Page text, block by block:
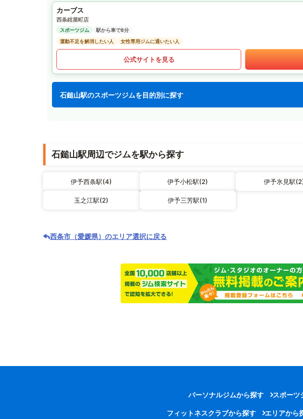
カーブス
西条紺屋町店
スポーツジム
駅から車で8分
運動不足を解消したい人
女性専用ジムに通いたい人
公式サイトを見る
石鎚山駅のスポーツジムを目的別に探す
石鎚山駅周辺でジムを駅から探す
伊予西条駅(4) 伊予小松駅(2) 伊予氷見駅
玉之江駅(2) 伊予三芳駅(1)
西条市（愛媛県）のエリア選択に戻る
パーソナルジムから探す スポーツ
フィットネスクラブから探す エリアから